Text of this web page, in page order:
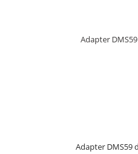
Adapter DMS59